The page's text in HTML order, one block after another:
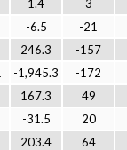
1.4
3
-6.5
-21
246.3
-157
-1,945.3
-172
167.3
49
-31.5
20
203.4
64